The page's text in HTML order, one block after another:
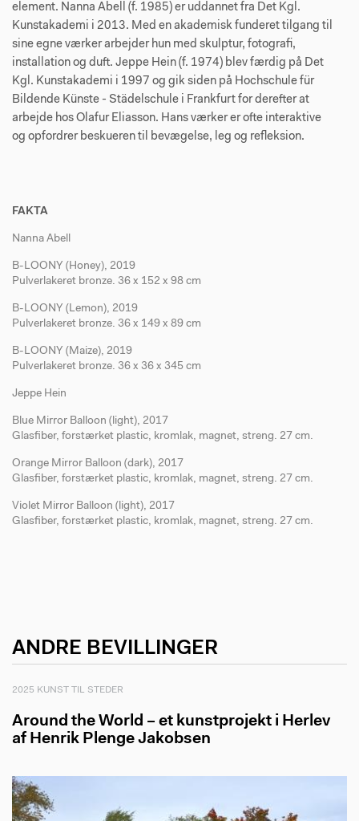
element. Nanna Abell (f. 1985) er uddannet fra Det Kgl.
Kunstakademi i 2013. Med en akademisk funderet tilgang til
sine egne værker arbejder hun med skulptur, fotografi,
installation og duft. Jeppe Hein (f. 1974) blev færdig på Det
Kgl. Kunstakademi i 1997 og gik siden på Hochschule für
Bildende Künste - Städelschule i Frankfurt for derefter at
arbejde hos Olafur Eliasson. Hans værker er ofte interaktive
og opfordrer beskueren til bevægelse, leg og refleksion.
FAKTA
Nanna Abell
B-LOONY (Honey), 2019
Pulverlakeret bronze. 36 x 152 x 98 cm
B-LOONY (Lemon), 2019
Pulverlakeret bronze. 36 x 149 x 89 cm
B-LOONY (Maize), 2019
Pulverlakeret bronze. 36 x 36 x 345 cm
Jeppe Hein
Blue Mirror Balloon (light), 2017
Glasfiber, forstærket plastic, kromlak, magnet, streng. 27 cm.
Orange Mirror Balloon (dark), 2017
Glasfiber, forstærket plastic, kromlak, magnet, streng. 27 cm.
Violet Mirror Balloon (light), 2017
Glasfiber, forstærket plastic, kromlak, magnet, streng. 27 cm.
ANDRE BEVILLINGER
2025 KUNST TIL STEDER
Around the World – et kunstprojekt i Herlev
af Henrik Plenge Jakobsen